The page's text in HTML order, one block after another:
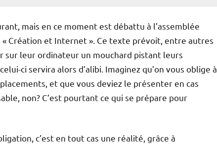
mais en ce moment est débattu à l’assemblée
Création et Internet ». Ce texte prévoit, entre autres
sur leur ordinateur un mouchard pistant leurs
ci servira alors d’alibi. Imaginez qu’on vous oblige à
et que vous deviez le présenter en cas
non? C’est pourtant ce qui se prépare pour
c’est en tout cas une réalité, grâce à